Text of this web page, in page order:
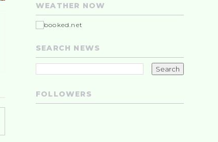
WEATHER NOW
SEARCH NEWS
FOLLOWERS